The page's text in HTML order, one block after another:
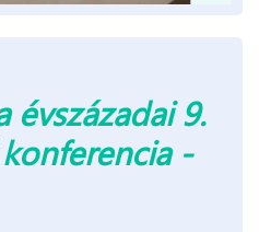
évszázadai 9.
-